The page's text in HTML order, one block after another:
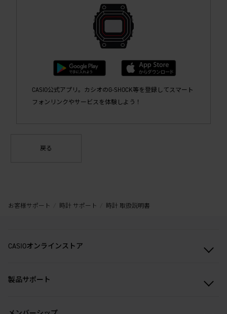
CASIO公式アプリ。カシオのG-SHOCK等を登録してスマート
フォンリンクやサービスを体験しよう！
戻る
お客様サポート 時計 サポート 時計 取扱説明書
CASIOオンラインストア
製品サポート